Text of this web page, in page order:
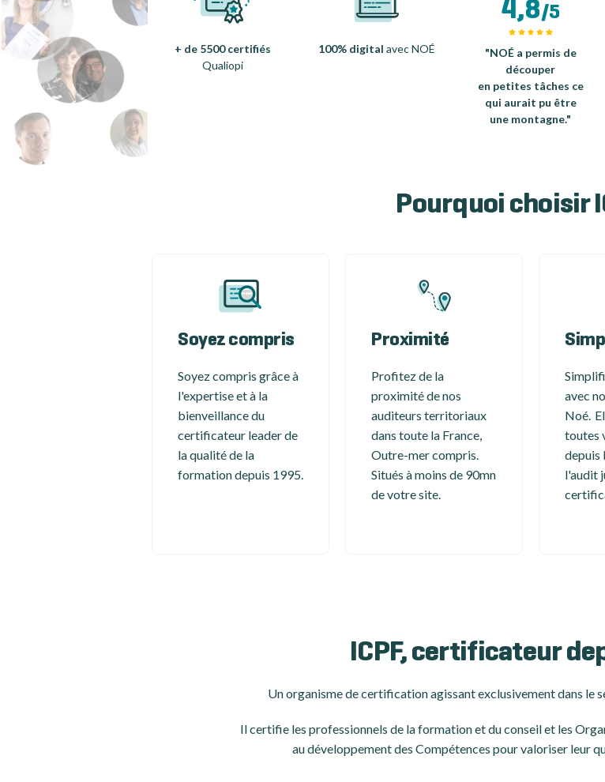
+ de 5500 certifiés
Qualiopi
100% digital avec NOÉ
4,8/5
"NOÉ a permis de
découper
en petites tâches ce
qui aurait pu être
une montagne."
Pourquoi choisir
Soyez compris
Soyez compris grâce à
l'expertise et à la
bienveillance du
certificateur leader de
la qualité de la
formation depuis 1995.
Proximité
Profitez de la
proximité de nos
auditeurs territoriaux
dans toute la France,
Outre-mer compris.
Situés à moins de 90mn
de votre site.
avec
Noé.
toutes
depuis
l'audit
ICPF, certificateur
Un organisme de certificationagissant exclusivement dans le
Il certifie les professionnels de la formation et du conseil et les
au développement des Compétences pour valoriser leur